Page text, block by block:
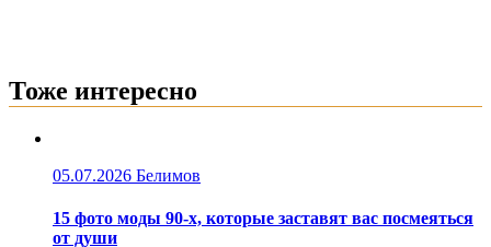
Тоже интересно
05.07.2026 Белимов
15 фото моды 90-х, которые заставят вас посмеяться
от души